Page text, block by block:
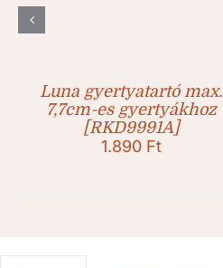
Luna gyertyatartó max.
7,7cm-es gyertyákhoz
[RKD9991A]
1.890 Ft